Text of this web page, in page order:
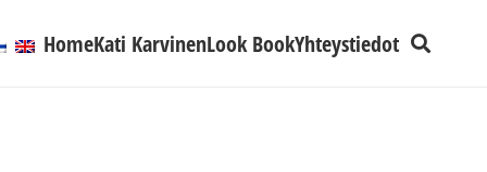
HomeKati KarvinenLook BookYhteystiedot